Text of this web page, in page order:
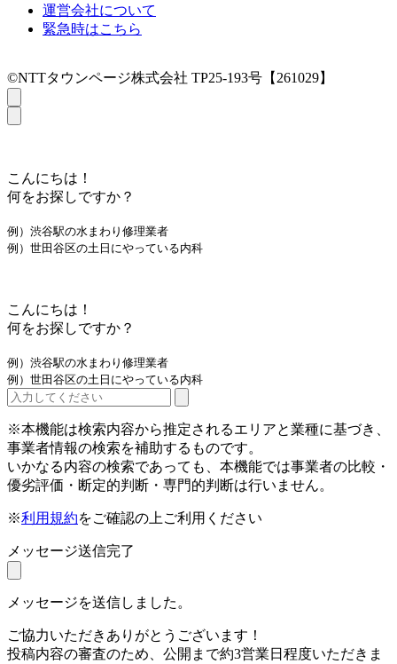
運営会社について
緊急時はこちら
©NTTタウンページ株式会社 TP25-193号【261029】
こんにちは！
何をお探しですか？
例）渋谷駅の水まわり修理業者
例）世田谷区の土日にやっている内科
こんにちは！
何をお探しですか？
例）渋谷駅の水まわり修理業者
例）世田谷区の土日にやっている内科
※本機能は検索内容から推定されるエリアと業種に基づき、
事業者情報の検索を補助するものです。
いかなる内容の検索であっても、本機能では事業者の比較・
優劣評価・断定的判断・専門的判断は行いません。
※利用規約をご確認の上ご利用ください
メッセージ送信完了
メッセージを送信しました。
ご協力いただきありがとうございます！
投稿内容の審査のため、公開まで約3営業日程度いただきま